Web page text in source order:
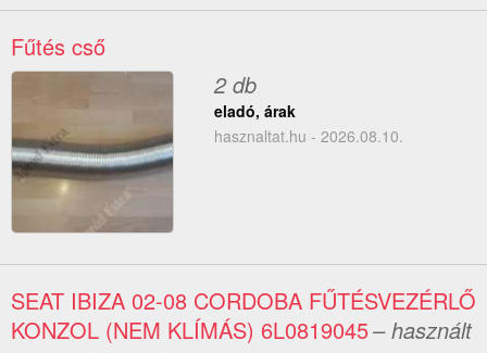
Fűtés cső
2 db
eladó, árak
hasznaltat.hu - 2026.08.10.
SEAT IBIZA 02-08 CORDOBA FŰTÉSVEZÉRLŐ
KONZOL (NEM KLÍMÁS) 6L0819045– használt